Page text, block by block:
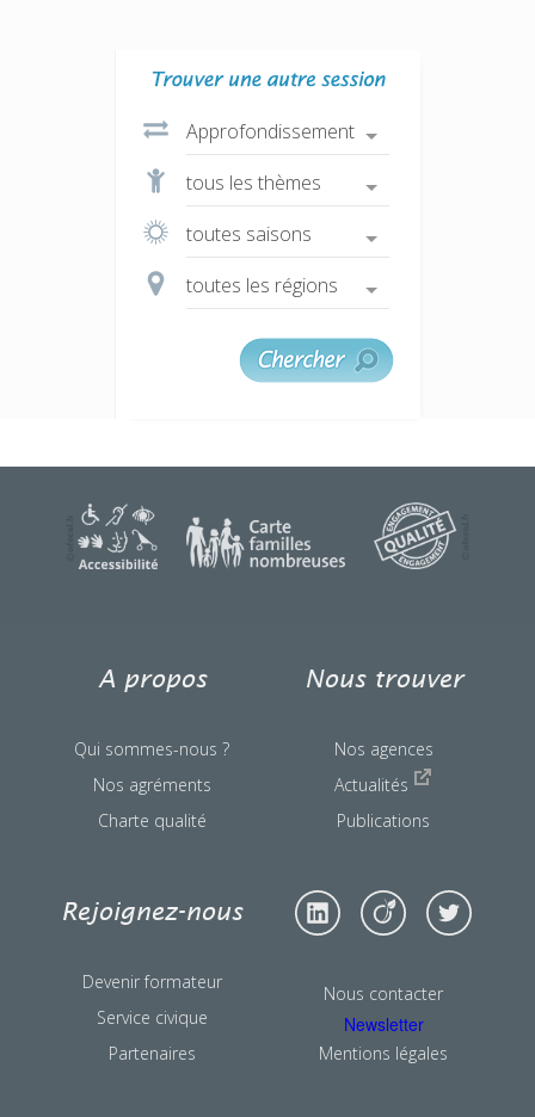
une question ?
A propos
Qui sommes-nous ?
Nos agréments
Charte qualité
Nous trouver
Nos agences
Actualités
Publications
Rejoignez-nous
Devenir formateur
Service civique
Partenaires
Nous contacter
Newsletter
Mentions légales